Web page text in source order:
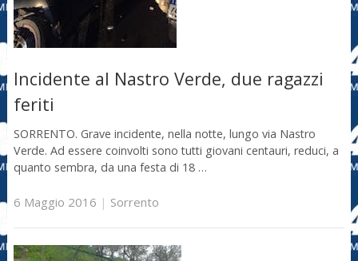
Incidente al Nastro Verde, due ragazzi
feriti
SORRENTO. Grave incidente, nella notte, lungo via Nastro
Verde. Ad essere coinvolti sono tutti giovani centauri, reduci, a
quanto sembra, da una festa di 18 …
6 Maggio 2016 | Sorrento